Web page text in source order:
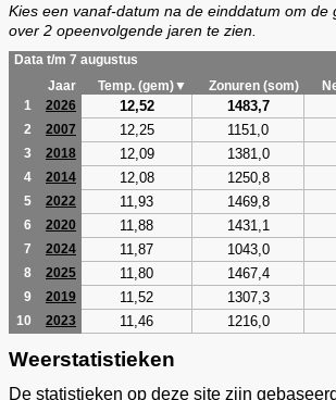
Kies een vanaf-datum na de einddatum om de
over 2 opeenvolgende jaren te zien.
Data t/m 7 augustus
Jaar
Temp. (gem)▼ Zonuren (som)
1
2026 12,52 1483,7
2 2007 12,25 1151,0
3 2018 12,09 1381,0
4 2014 12,08 1250,8
5 2022 11,93 1469,8
6 2020 11,88 1431,1
7 2024 11,87 1043,0
8 2025 11,80 1467,4
9 2019 11,52 1307,3
10 2023 11,46 1216,0
Weerstatistieken
De statistieken op deze site zijn